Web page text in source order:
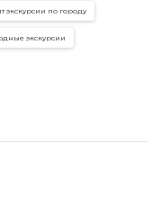
экскурсии по городу
экскурсии